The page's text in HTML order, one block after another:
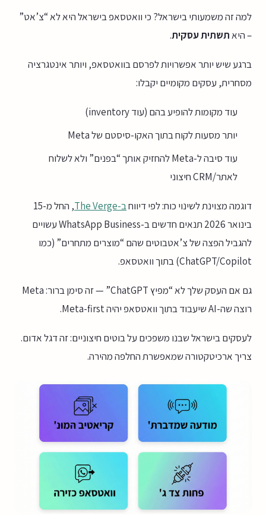
למה זה משמעותי בישראל? כי וואטסאפ בישראל היא לא “צ’אט”
– היאתשתית עסקית.
ברגע שיש יותר אפשרויות לפרסם בוואטסאפ, ויותר אינטגרציה
מסחרית, עסקים מקומיים יקבלו:
עוד מקומות להופיע בהם (עוד inventory)
יותר מסעות לקוח בתוך האקו-סיסטם של Meta
עוד סיבה ל-Meta להחזיק אותך “בפנים” ולא לשלוח
לאתר/CRM חיצוני
דוגמה מצוינת לשינוי כוח: לפי דיווחב-The Verge
, החל מ-15
בינואר 2026 תנאים חדשים ב-WhatsApp Business עשויים
להגביל הפצה של צ’אטבוטים שהם “מוצרים מתחרים” (כמו
ChatGPT/Copilot) בתוך וואטסאפ.
גם אם העסק שלך לא “מפיץ ChatGPT” — זה סימן ברור: Meta
רוצה שה-AI שיעבוד בתוך וואטסאפ יהיה Meta-first.
לעסקים בישראל שבנו משפכים על בוטים חיצוניים: זה דגל אדום.
צריך ארכיטקטורה שמאפשרת החלפה מהירה.